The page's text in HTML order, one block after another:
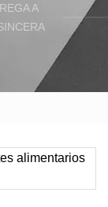
A